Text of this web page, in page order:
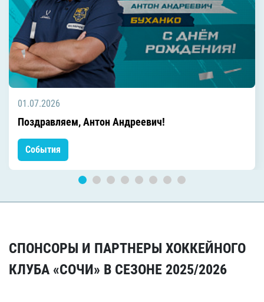
01.07.2026
Поздравляем, Антон Андреевич!
События
СПОНСОРЫ И ПАРТНЕРЫ ХОККЕЙНОГО
КЛУБА «СОЧИ» В СЕЗОНЕ 2025/2026